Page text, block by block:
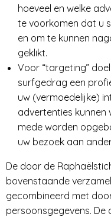
hoeveel en welke
te voorkomen dat u
en om te kunnen
geklikt.
Voor “targeting”
surfgedrag een
uw (vermoedelijke)
advertenties kunnen
mede worden
uw bezoek aan
De door de
bovenstaande
gecombineerd met
persoonsgegevens.